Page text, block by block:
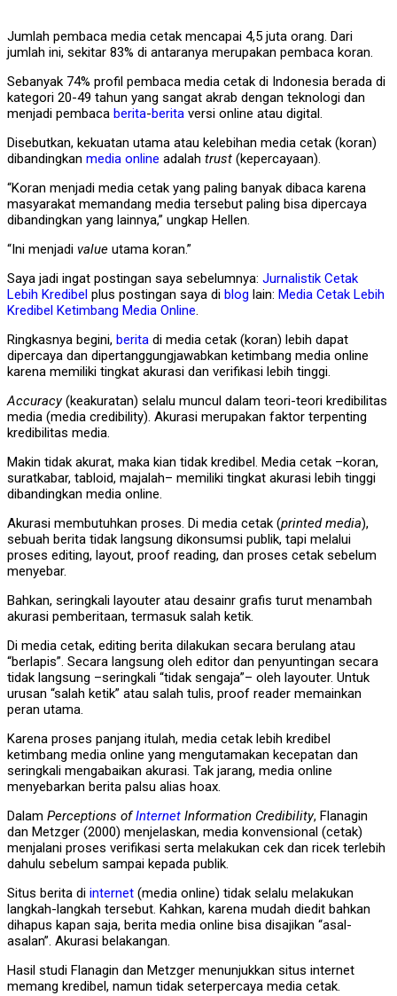
Jumlah pembaca media cetak mencapai 4,5 juta orang. Dari
jumlah ini, sekitar 83% di antaranya merupakan pembaca koran.
Sebanyak 74% profil pembaca media cetak di Indonesia berada di
kategori 20-49 tahun yang sangat akrab dengan teknologi dan
menjadi pembaca berita-berita versi online atau digital.
Disebutkan, kekuatan utama atau kelebihan media cetak (koran)
dibandingkan media online adalah trust (kepercayaan).
“Koran menjadi media cetak yang paling banyak dibaca karena
masyarakat memandang media tersebut paling bisa dipercaya
dibandingkan yang lainnya,” ungkap Hellen.
“Ini menjadi value utama koran.”
Saya jadi ingat postingan saya sebelumnya: Jurnalistik Cetak
Lebih Kredibel plus postingan saya di blog lain: Media Cetak Lebih
Kredibel Ketimbang Media Online.
Ringkasnya begini, berita di media cetak (koran) lebih dapat
dipercaya dan dipertanggungjawabkan ketimbang media online
karena memiliki tingkat akurasi dan verifikasi lebih tinggi.
Accuracy(keakuratan) selalu muncul dalam teori-teori kredibilitas
media (media credibility). Akurasi merupakan faktor terpenting
kredibilitas media.
Makin tidak akurat, maka kian tidak kredibel. Media cetak –koran,
suratkabar, tabloid, majalah– memiliki tingkat akurasi lebih tinggi
dibandingkan media online.
Akurasi membutuhkan proses. Di media cetak (printed media),
sebuah berita tidak langsung dikonsumsi publik, tapi melalui
proses editing, layout, proof reading, dan proses cetak sebelum
menyebar.
Bahkan, seringkali layouter atau desainr grafis turut menambah
akurasi pemberitaan, termasuk salah ketik.
Di media cetak, editing berita dilakukan secara berulang atau
“berlapis”. Secara langsung oleh editor dan penyuntingan secara
tidak langsung –seringkali “tidak sengaja”– oleh layouter. Untuk
urusan “salah ketik” atau salah tulis, proof reader memainkan
peran utama.
Karena proses panjang itulah, media cetak lebih kredibel
ketimbang media online yang mengutamakan kecepatan dan
seringkali mengabaikan akurasi. Tak jarang, media online
menyebarkan berita palsu alias hoax.
Dalam Perceptions ofInternet Information Credibility, Flanagin
dan Metzger (2000) menjelaskan, media konvensional (cetak)
menjalani proses verifikasi serta melakukan cek dan ricek terlebih
dahulu sebelum sampai kepada publik.
Situs berita di internet (media online) tidak selalu melakukan
langkah-langkah tersebut. Kahkan, karena mudah diedit bahkan
dihapus kapan saja, berita media online bisa disajikan “asal-
asalan”. Akurasi belakangan.
Hasil studi Flanagin dan Metzger menunjukkan situs internet
memang kredibel, namun tidak seterpercaya media cetak.